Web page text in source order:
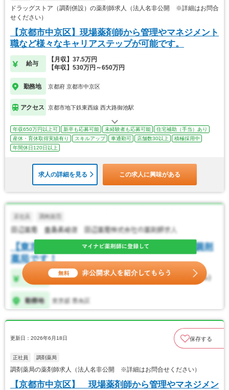
ドラッグストア（調剤併設）の薬剤師求人（法人名非公開 ※詳細はお問合
せください）
【京都市中京区】現場薬剤師から管理やマネジメント
職など様々なキャリアステップが可能です。
給与
【月収】37.5万円
【年収】530万円～650万円
勤務地 京都府 京都市中京区
アクセス 京都市地下鉄東西線 西大路御池駅
年収650万円以上可 新卒も応募可能 未経験者も応募可能
住宅補助（手当）あり
産休・育休取得実績有り
スキルアップ 車通勤可 店舗数30以上
積極採用中
年間休日120日以上
求人の詳細を見る この求人に興味がある
更新日：2026年6月18日 保存する
正社員 調剤薬局
調剤薬局の薬剤師求人（法人名非公開 ※詳細はお問合せください）
【京都市中京区】 現場薬剤師から管理やマネジメン